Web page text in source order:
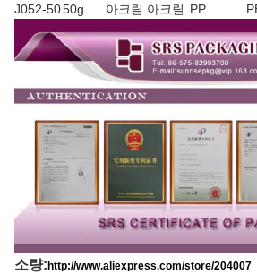
J052-5050g 아크릴 아크릴 PP
소량: http://www.aliexpress.com/store/204007